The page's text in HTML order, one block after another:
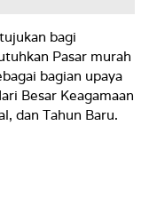
bagi
Pasar murah
bagian upaya
Besar Keagamaan
dan Tahun Baru.